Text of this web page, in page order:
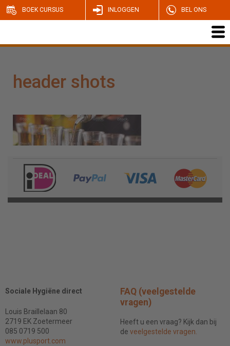
BOEK CURSUS INLOGGEN BEL ONS
header shots
Sociale Hygiëne direct
Louis Braillelaan 80
2719 EK Zoetermeer
085 0719 500
www.plusport.com
FAQ (veelgestelde
vragen)
Heeft u een vraag? Kijk dan bij
de veelgestelde vragen.